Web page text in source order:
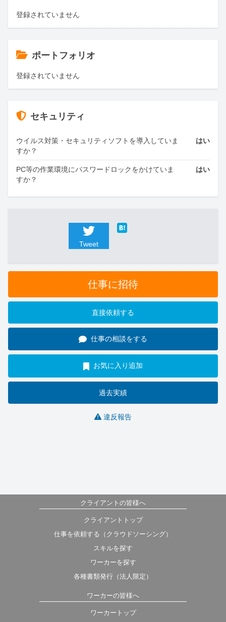
登録されていません
ポートフォリオ
登録されていません
セキュリティ
ウイルス対策・セキュリティソフトを導入していま
すか？
はい
PC等の作業環境にパスワードロックをかけていま
すか？
はい
Tweet
仕事に招待
直接依頼する
仕事の相談をする
お気に入り追加
過去実績
違反報告
クライアントの皆様へ
クライアントトップ
仕事を依頼する（クラウドソーシング）
スキルを探す
ワーカーを探す
各種書類発行（法人限定）
ワーカーの皆様へ
ワーカートップ